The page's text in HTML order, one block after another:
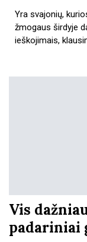
Yra svajonių,
žmogaus širdyje
ieškojimais,
Vis
padariniai